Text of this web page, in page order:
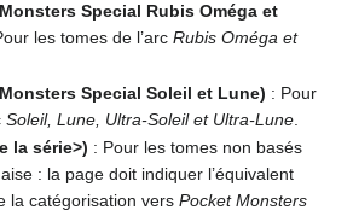
Special Rubis Oméga et
les tomes de l’arcRubis Oméga et
Special Soleil et Lune) : Pour
Soleil, Lune, Ultra-Soleil et Ultra-Lune
la série>) : Pour les tomes non basés
: la page doit indiquer l’équivalent
la catégorisation versPocket Monsters